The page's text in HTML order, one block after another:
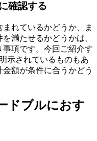
確認する
れているかどうか、ま
満たせるかどうかは、
項です。今回ご紹介す
示されているものもあ
額が条件に合うかどう
ドブルにおす